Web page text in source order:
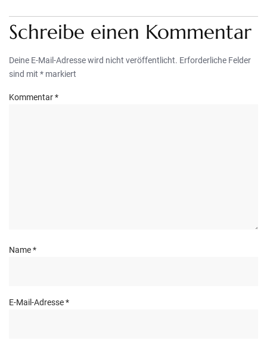
Schreibe einen Kommentar
Deine E-Mail-Adresse wird nicht veröffentlicht. Erforderliche Felder
sind mit * markiert
Kommentar*
Name*
E-Mail-Adresse*